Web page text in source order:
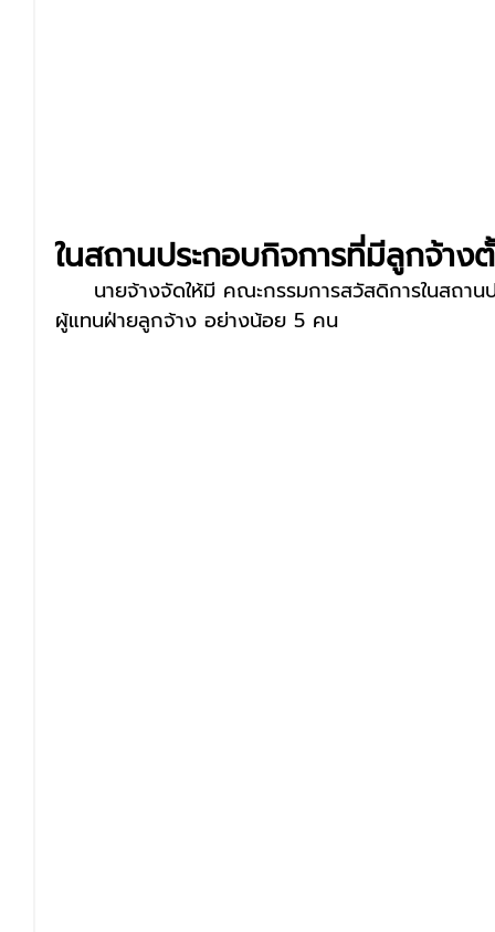
ในสถานประกอบกิจการที่มีลูกจ้า
นายจ้างจัดให้มี คณะกรรมการสวัสดิการในส
ผู้แทนฝ่ายลูกจ้าง อย่างน้อย 5 คน